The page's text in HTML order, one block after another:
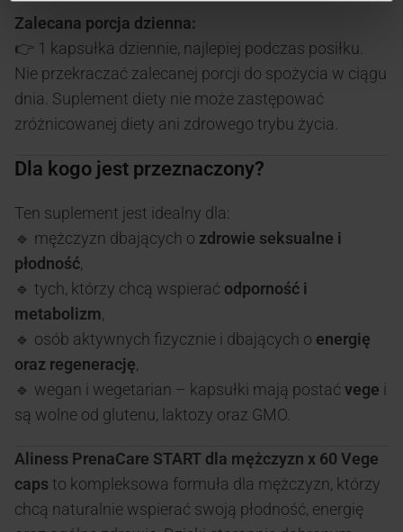
Zalecana porcja dzienna:
👉 1 kapsułka dziennie, najlepiej podczas posiłku.
Nie przekraczać zalecanej porcji do spożycia w ciągu
dnia. Suplement diety nie może zastępować
zróżnicowanej diety ani zdrowego trybu życia.
Dla kogo jest przeznaczony?
Ten suplement jest idealny dla:
🔹 mężczyzn dbających o zdrowie seksualne i
płodność,
🔹 tych, którzy chcą wspierać odporność i
metabolizm,
🔹 osób aktywnych fizycznie i dbających o energię
oraz regenerację,
🔹 wegan i wegetarian – kapsułki mają postaćvege i
są wolne od glutenu, laktozy oraz GMO.
Aliness PrenaCare START dla mężczyzn x 60 Vege
caps to kompleksowa formuła dla mężczyzn, którzy
chcą naturalnie wspierać swoją płodność, energię